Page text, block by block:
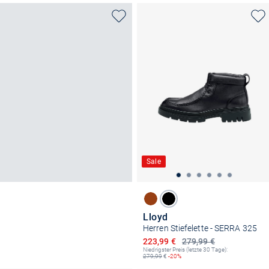
Sale
Lloyd
Herren Stiefelette - SERRA 325
279,99 €
Ermäßigter Preis
223,99 €
Niedrigster Preis (letzte 30 Tage):
279,99€ -20%